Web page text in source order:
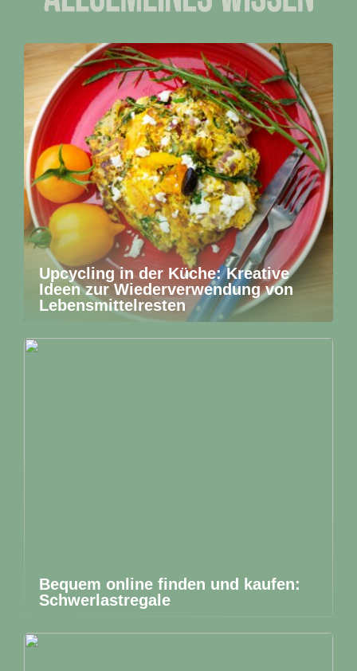
Upcycling in der Küche: Kreative
Ideen zur Wiederverwendung von
Lebensmittelresten
Bequem online finden und kaufen:
Schwerlastregale